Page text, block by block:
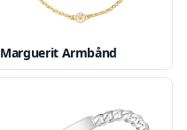
Marguerit Armbånd